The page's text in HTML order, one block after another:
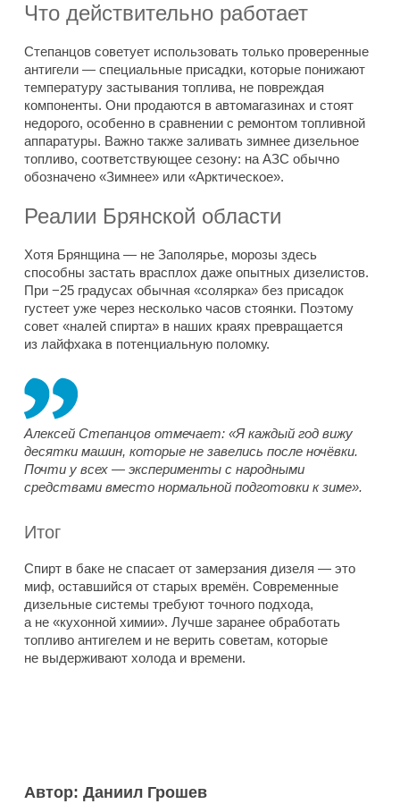
Что действительно работает
Степанцов советует использовать только проверенные
антигели — специальные присадки, которые понижают
температуру застывания топлива, не повреждая
компоненты. Они продаются в автомагазинах и стоят
недорого, особенно в сравнении с ремонтом топливной
аппаратуры. Важно также заливать зимнее дизельное
топливо, соответствующее сезону: на АЗС обычно
обозначено «Зимнее» или «Арктическое».
Реалии Брянской области
Хотя Брянщина — не Заполярье, морозы здесь
способны застать врасплох даже опытных дизелистов.
При −25 градусах обычная «солярка» без присадок
густеет уже через несколько часов стоянки. Поэтому
совет «налей спирта» в наших краях превращается
из лайфхака в потенциальную поломку.
Алексей Степанцов отмечает: «Я каждый год вижу
десятки машин, которые не завелись после ночёвки.
Почти у всех — эксперименты с народными
средствами вместо нормальной подготовки к зиме».
Итог
Спирт в баке не спасает от замерзания дизеля — это
миф, оставшийся от старых времён. Современные
дизельные системы требуют точного подхода,
а не «кухонной химии». Лучше заранее обработать
топливо антигелем и не верить советам, которые
не выдерживают холода и времени.
Автор: Даниил Грошев